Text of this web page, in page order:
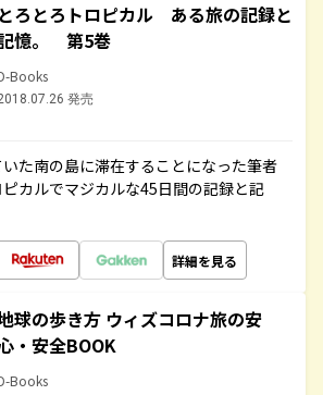
とろとろトロピカル ある旅の記録と
憶。 第5巻
Books
発売
た南の島に滞在することになった筆者
カルでマジカルな45日間の記録と記
詳細を見る
球の歩き方 ウィズコロナ旅の安
・安全BOOK
Books